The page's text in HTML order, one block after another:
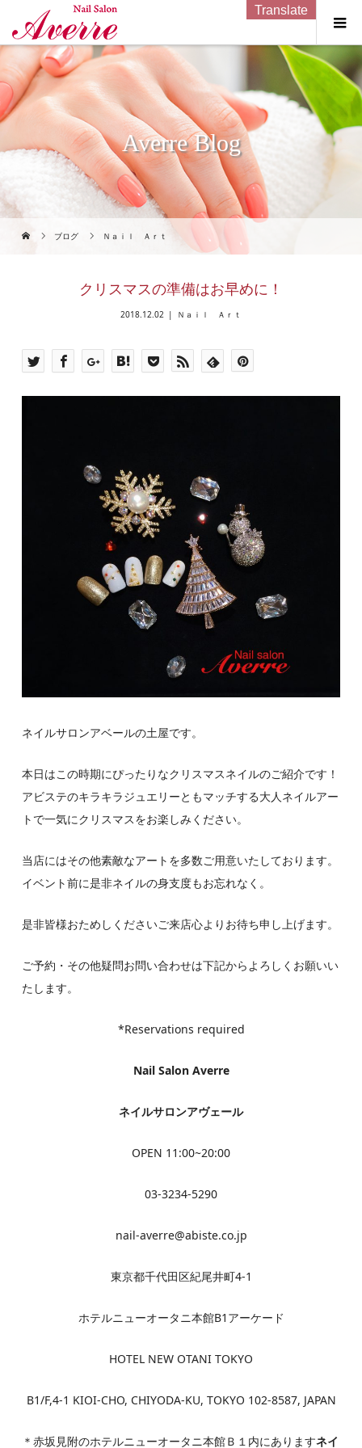
Averre Blog
ブログ Ｎａｉｌ Ａｒｔ
クリスマスの準備はお早めに！
2018.12.02 Ｎａｉｌ Ａｒｔ
ネイルサロンアベールの土屋です。
本日はこの時期にぴったりなクリスマスネイルのご紹介です！
アビステのキラキラジュエリーともマッチする大人ネイルアー
トで一気にクリスマスをお楽しみください。
当店にはその他素敵なアートを多数ご用意いたしております。
イベント前に是非ネイルの身支度もお忘れなく。
是非皆様おためしくださいご来店心よりお待ち申し上げます。
ご予約・その他疑問お問い合わせは下記からよろしくお願いい
たします。
*Reservations required
Nail Salon Averre
ネイルサロンアヴェール
OPEN 11:00~20:00
03-3234-5290
nail-averre@abiste.co.jp
東京都千代田区紀尾井町4-1
ホテルニューオータニ本館B1アーケード
HOTEL NEW OTANI TOKYO
B1/F,4-1 KIOI-CHO, CHIYODA-KU, TOKYO 102-8587, JAPAN
＊赤坂見附のホテルニューオータニ本館Ｂ１内にありますネイ
Translate